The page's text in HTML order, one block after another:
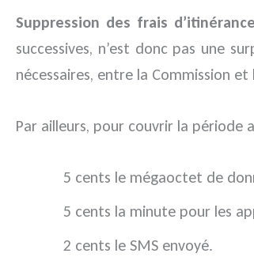
Suppression des frais
successives, n’est donc pas une
nécessaires, entre la Commission
Par ailleurs, pour couvrir la période
5 cents le mégaoctet de
5 cents la minute pour les
2 cents le SMS envoyé.